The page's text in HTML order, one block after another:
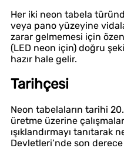
Her iki neon tabela
veya pano yüzeyine
zarar gelmemesi için
(LED neon için) doğru
hazır hale gelir.
Tarihçesi
Neon tabelaların tarihi 20.
üretme üzerine
ışıklandırmayı
Devletleri’nde son